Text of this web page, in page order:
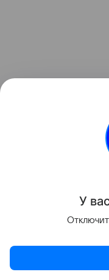
истребитель Су-
У